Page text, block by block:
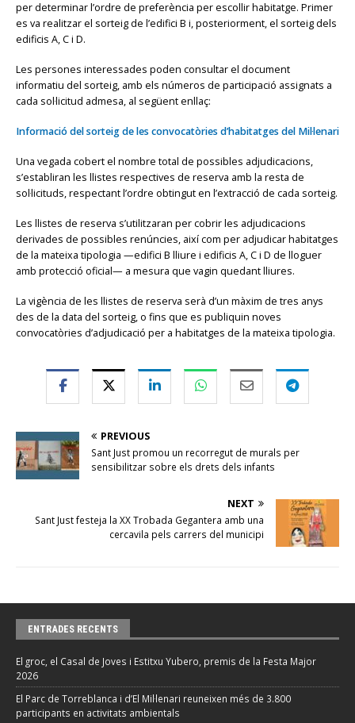
per determinar l’ordre de preferència per escollir habitatge. Primer
es va realitzar el sorteig de l’edifici B i, posteriorment, el sorteig dels
edificis A, C i D.
Les persones interessades poden consultar el document
informatiu del sorteig, amb els números de participació assignats a
cada sol·licitud admesa, al següent enllaç:
Informació del sorteig de les convocatòries d’habitatges del Mil·lenari
Una vegada cobert el nombre total de possibles adjudicacions,
s’establiran les llistes respectives de reserva amb la resta de
sol·licituds, respectant l’ordre obtingut en l’extracció de cada sorteig.
Les llistes de reserva s’utilitzaran per cobrir les adjudicacions
derivades de possibles renúncies, així com per adjudicar habitatges
de la mateixa tipologia —edifici B lliure i edificis A, C i D de lloguer
amb protecció oficial— a mesura que vagin quedant lliures.
La vigència de les llistes de reserva serà d’un màxim de tres anys
des de la data del sorteig, o fins que es publiquin noves
convocatòries d’adjudicació per a habitatges de la mateixa tipologia.
PREVIOUS
Sant Just promou un recorregut de murals per
sensibilitzar sobre els drets dels infants
NEXT
Sant Just festeja la XX Trobada Gegantera amb una
cercavila pels carrers del municipi
ENTRADES RECENTS
El groc, el Casal de Joves i Estitxu Yubero, premis de la Festa Major
2026
El Parc de Torreblanca i d’El Mil·lenari reuneixen més de 3.800
participants en activitats ambientals